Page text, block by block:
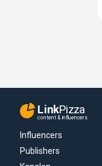
LinkPizza
content & influencers
Influencers
Publishers